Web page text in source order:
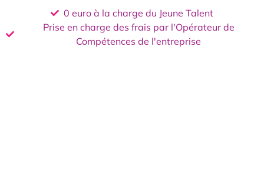
0 euro à la charge du Jeune Talent
Prise en charge des frais par l'Opérateur de
Compétences de l'entreprise